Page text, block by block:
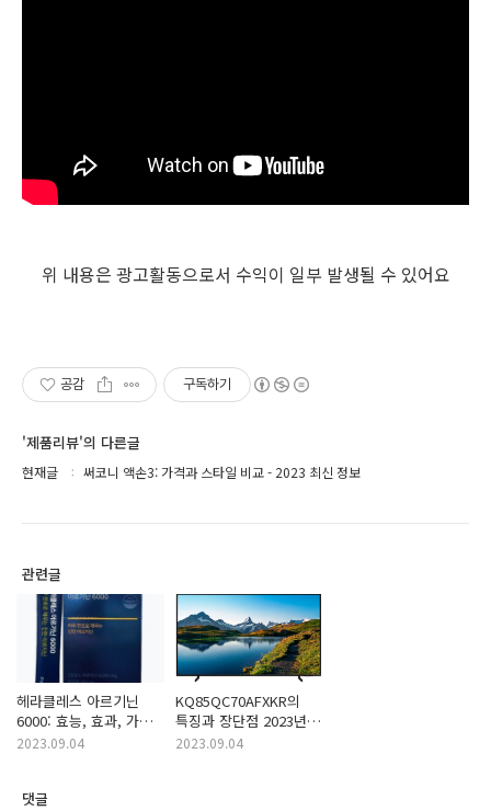
위 내용은 광고활동으로서 수익이 일부 발생될 수 있어요
공감 구독하기
'제품리뷰'의 다른글
현재글 써코니 액손3: 가격과 스타일 비교 - 2023 최신 정보
관련글
헤라클레스 아르기닌
6000: 효능, 효과, 가격,
부작용, 후기
2023.09.04
KQ85QC70AFXKR의
특징과 장단점 2023년
최신 삼성 QLED TV
2023.09.04
댓글